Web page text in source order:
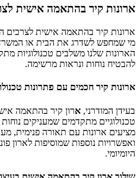
ארונות קיר בהתאמה אישית
ארונות קיר בהתאמה אישית לצרכים
מי שמחפש לשדרג את הבית או המשרד
הארונות שלנו משלבים טכנולוגיות
להבטיח נוחות ונראות מרשימה.
ארונות קיר חכמים עם פתרונות
בעידן המודרני, ארון קיר בהתאמה
טכנולוגיים מתקדמים שמעניקים
מציעים ארונות עם תאורה פנימית,
ואפשרויות נוספות שמוסיפות לארון
היומיומי.